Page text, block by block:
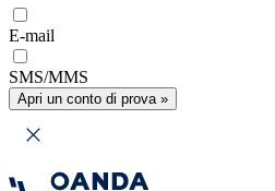
E-mail
SMS/MMS
Apri un conto di prova »